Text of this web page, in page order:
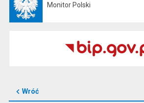
Monitor Polski
Wróć